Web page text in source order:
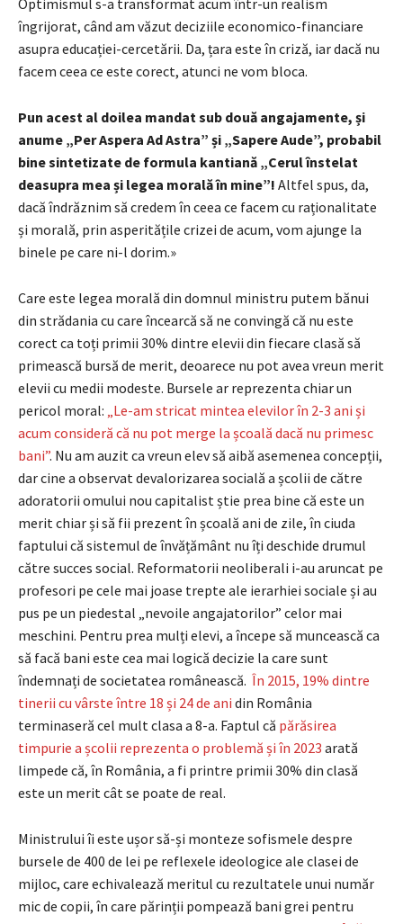
îngrijorat, când am văzut deciziile economico-financiare
asupra educației-cercetării. Da, țara este în criză, iar dacă nu
facem ceea ce este corect, atunci ne vom bloca.
Pun acest al doilea mandat sub două angajamente, și
anume „Per Aspera Ad Astra” și „Sapere Aude”, probabil
bine sintetizate de formula kantiană „Cerul înstelat
deasupra mea și legea morală în mine”! Altfel spus, da,
dacă îndrăznim să credem în ceea ce facem cu raționalitate
și morală, prin asperitățile crizei de acum, vom ajunge la
binele pe care ni-l dorim.»
Care este legea morală din domnul ministru putem bănui
din strădania cu care încearcă să ne convingă că nu este
corect ca toți primii 30% dintre elevii din fiecare clasă să
primească bursă de merit, deoarece nu pot avea vreun merit
elevii cu medii modeste. Bursele ar reprezenta chiar un
pericol moral: „Le-am stricat mintea elevilor în 2-3 ani și
acum consideră că nu pot merge la școală dacă nu primesc
bani”. Nu am auzit ca vreun elev să aibă asemenea concepții,
dar cine a observat devalorizarea socială a școlii de către
adoratorii omului nou capitalist știe prea bine că este un
merit chiar și să fii prezent în școală ani de zile, în ciuda
faptului că sistemul de învățământ nu îți deschide drumul
către succes social. Reformatorii neoliberali i-au aruncat pe
profesori pe cele mai joase trepte ale ierarhiei sociale și au
pus pe un piedestal „nevoile angajatorilor” celor mai
meschini. Pentru prea mulți elevi, a începe să muncească ca
să facă bani este cea mai logică decizie la care sunt
îndemnați de societatea românească. În 2015, 19% dintre
tinerii cu vârste între 18 și 24 de ani din România
terminaseră cel mult clasa a 8-a. Faptul că părăsirea
timpurie a școlii reprezenta o problemă și în 2023 arată
limpede că, în România, a fi printre primii 30% din clasă
este un merit cât se poate de real.
Ministrului îi este ușor să-și monteze sofismele despre
bursele de 400 de lei pe reflexele ideologice ale clasei de
mijloc, care echivalează meritul cu rezultatele unui număr
mic de copii, în care părinții pompează bani grei pentru